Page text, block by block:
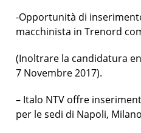
-Opportunità di
macchinista in Trenord
(Inoltrare la candidatura
7 Novembre 2017).
– Italo NTV offre
per le sedi di Napoli,